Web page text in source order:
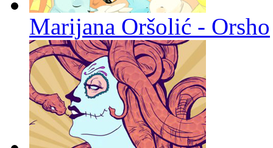
Marijana Oršolić - Orsho